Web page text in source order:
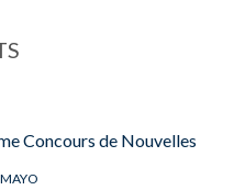
Concours de Nouvelles
MAYO